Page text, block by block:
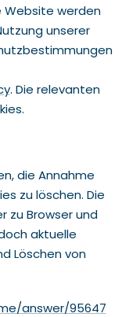
Website werden
unserer
. Die relevanten
die Annahme
zu löschen. Die
zu Browser und
aktuelle
Löschen von
answer/95647